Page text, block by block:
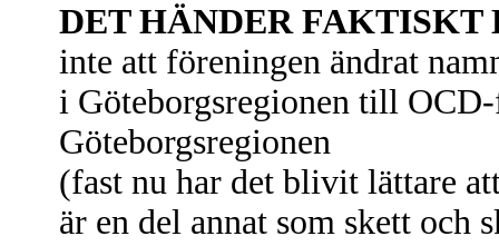
DET HÄNDER FAKTISKT
inte att föreningen ändrat
i Göteborgsregionen till
Göteborgsregionen
(fast nu har det blivit lättare
är en del annat som skett och